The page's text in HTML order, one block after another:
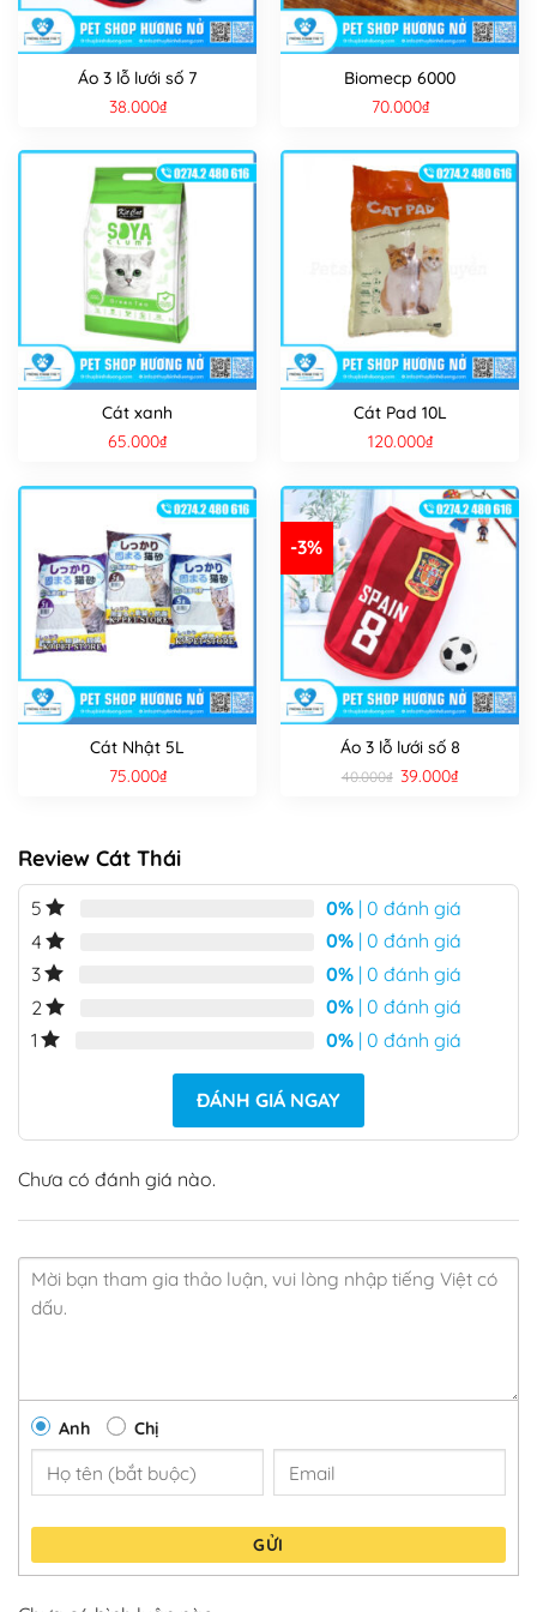
Áo 3 lỗ lưới số 7
38.000₫
Biomecp 6000
70.000₫
Cát xanh
65.000₫
Cát Pad 10L
120.000₫
Cát Nhật 5L
75.000₫
-3%
Áo 3 lỗ lưới số 8
40.000₫ Giá
gốc
39.000₫Giá
hiện
Review Cát Thái
5 0% | 0 đánh giá
4
0% | 0 đánh giá
3
0% | 0 đánh giá
2
0% | 0 đánh giá
1
0% | 0 đánh giá
ĐÁNH GIÁ NGAY
Chưa có đánh giá nào.
Anh Chị
GỬI